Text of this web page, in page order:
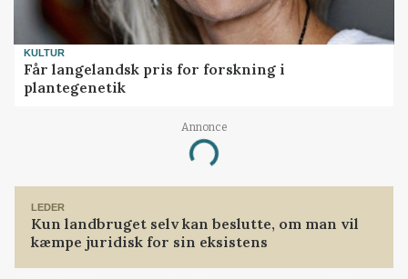
KULTUR
Får langelandsk pris for forskning i
plantegenetik
Annonce
Loading...
LEDER
Kun landbruget selv kan beslutte, om man vil
kæmpe juridisk for sin eksistens